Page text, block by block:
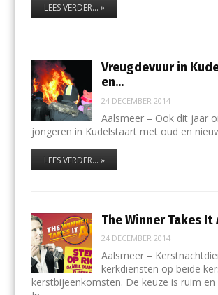
LEES VERDER... »
Vreugdevuur in
en…
24 DECEMBER 2014
Aalsmeer – Ook dit jaar
jongeren in Kudelstaart met oud en
LEES VERDER... »
The Winner Takes It
24 DECEMBER 2014
Aalsmeer –
kerkdiensten op beide
kerstbijeenkomsten. De keuze is ruim en